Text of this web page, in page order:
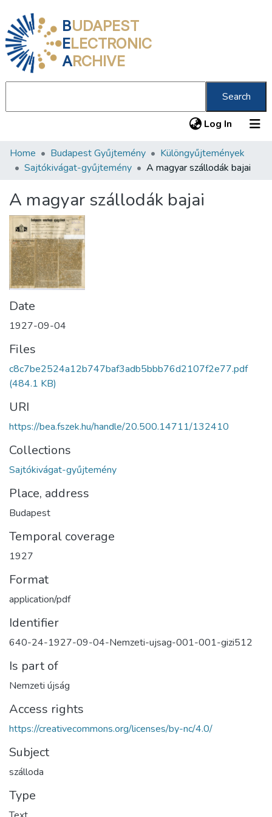
BUDAPEST
ELECTRONIC
ARCHIVE
Search
Log In (current)
Communities & Collections
Statistics
About us
Home Budapest Gyűjtemény
Különgyűjtemények
Sajtókivágat-gyűjtemény
A magyar szállodák bajai
A magyar szállodák bajai
Date
1927-09-04
Files
c8c7be2524a12b747baf3adb5bbb76d2107f2e77.pdf
(484.1 KB)
URI
https://bea.fszek.hu/handle/20.500.14711/132410
Collections
Sajtókivágat-gyűjtemény
Place, address
Budapest
Temporal coverage
1927
Format
application/pdf
Identifier
640-24-1927-09-04-Nemzeti-ujsag-001-001-gizi512
Is part of
Nemzeti újság
Access rights
https://creativecommons.org/licenses/by-nc/4.0/
Subject
szálloda
Type